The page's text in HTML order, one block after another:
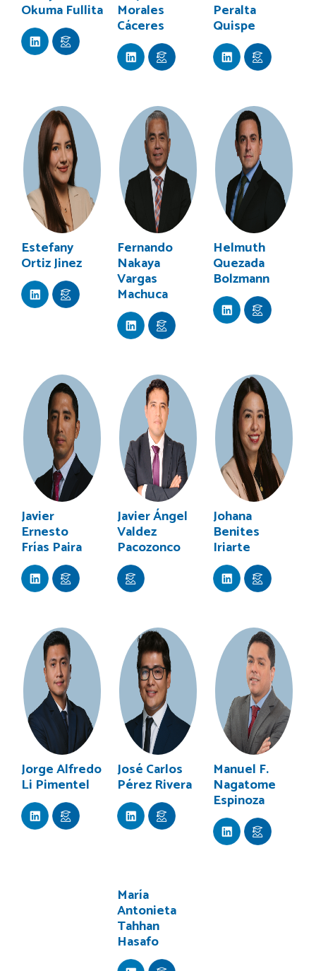
Okuma Fullita Morales
Cáceres
Peralta
Quispe
Estefany
Ortiz Jinez
Fernando
Nakaya
Vargas
Machuca
Helmuth
Quezada
Bolzmann
Javier
Ernesto
Frías Paira
Javier Ángel
Valdez
Pacozonco
Johana
Benites
Iriarte
Jorge Alfredo
Li Pimentel
José Carlos
Pérez Rivera
Manuel F.
Nagatome
Espinoza
María
Antonieta
Tahhan
Hasafo